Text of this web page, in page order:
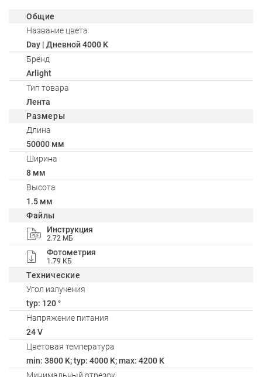
Общие
Название цвета
Day | Дневной 4000 K
Бренд
Arlight
Тип товара
Лента
Размеры
Длина
50000 мм
Ширина
8 мм
Высота
1.5 мм
Файлы
Инструкция
2.72 МБ
Фотометрия
1.79 КБ
Технические
Угол излучения
typ: 120 °
Напряжение питания
24 V
Цветовая температура
min: 3800 K; typ: 4000 K; max: 4200 K